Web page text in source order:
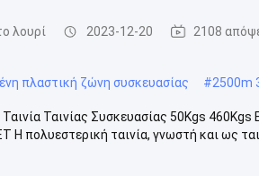
λουρί 2023-12-20 2108
πλαστική ζώνη συσκευασίας #2500m
Ταινίας Συσκευασίας 50Kgs
πολυεστερική ταινία, γνωστή και ως